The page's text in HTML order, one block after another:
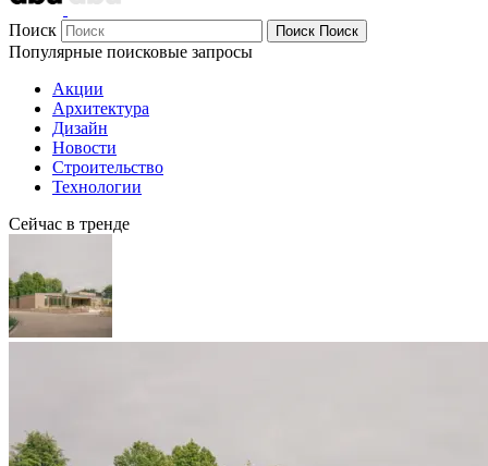
Поиск Поиск Поиск
Популярные поисковые запросы
Акции
Архитектура
Дизайн
Новости
Строительство
Технологии
Сейчас в тренде